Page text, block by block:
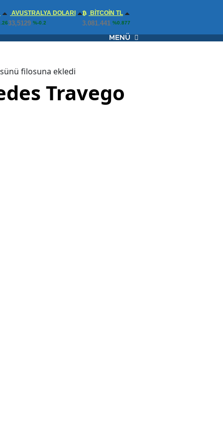
AVUSTRALYA DOLARI
33,5129 %-0.2
BITCOIN TL
3.081.441 %0.877
MENÜ
filosuna ekledi
Travego